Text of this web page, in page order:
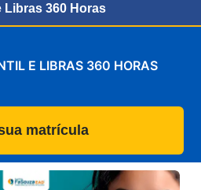
Libras 360 Horas
E LIBRAS 360 HORAS
matrícula